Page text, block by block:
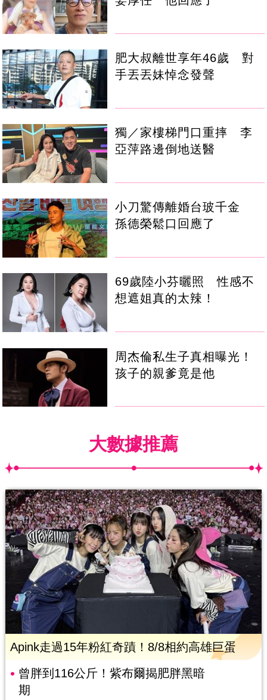
肥大叔離世享年46歲 對
手丟丟妹悼念發聲
獨／家樓梯門口重摔 李
亞萍路邊倒地送醫
小刀驚傳離婚台玻千金
孫德榮鬆口回應了
69歲陸小芬曬照 性感不
想遮姐真的太辣！
周杰倫私生子真相曝光！
孩子的親爹竟是他
大數據推薦
Apink走過15年粉紅奇蹟！8/8相約高雄巨蛋
曾胖到116公斤！紫布爾揭肥胖黑暗
期